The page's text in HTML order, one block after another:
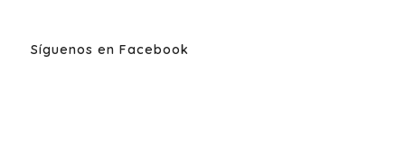
Síguenos en Facebook